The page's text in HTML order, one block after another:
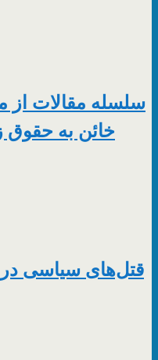
سلسله مقالات
خائن به حقوق
قتل‌های سیاسی در